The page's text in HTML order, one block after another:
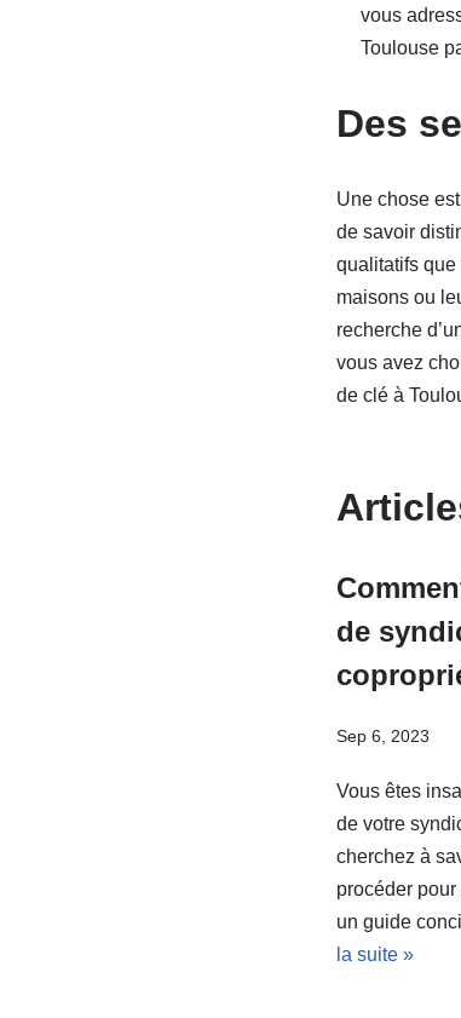
vous
Toulouse
Des
Une chose
de savoir
qualitatifs que
maisons ou
recherche
vous avez
de clé à
de
Sep 6, 2023
Vous êtes
de votre
cherchez à
procéder
un guide
la suite »